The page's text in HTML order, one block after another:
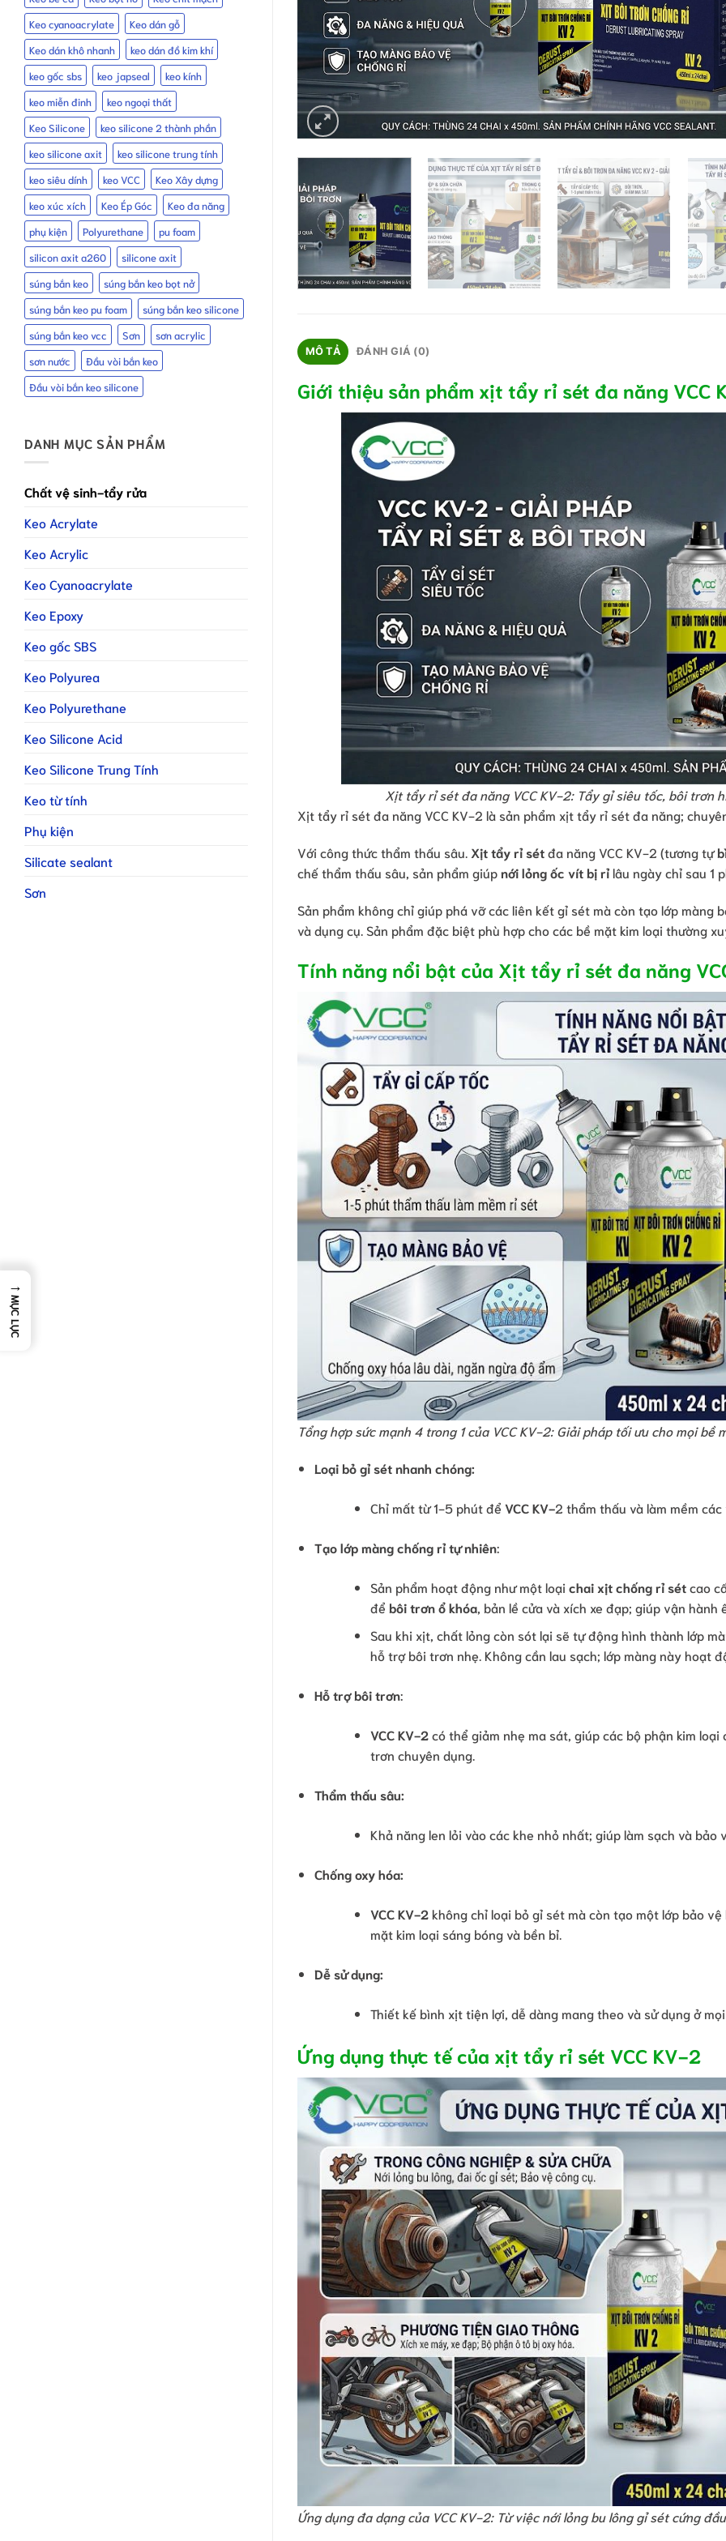
Keo cyanoacrylate
Keo dán gỗ
Keo dán khô nhanh
keo dán đồ kim khí
keo gốc sbs
keo japseal
keo kính
keo miễn đinh
keo ngoại thất
Keo Silicone
keo silicone 2 thành phần
keo silicone axit
keo silicone trung tính
keo siêu dính
keo VCC
Keo Xây dựng
keo xúc xích
Keo Ép Góc
Keo đa năng
phụ kiện
Polyurethane
pu foam
silicon axit a260
silicone axit
súng bắn keo
súng bắn keo bọt nở
súng bắn keo pu foam
súng bắn keo silicone
súng bắn keo vcc
Sơn
sơn acrylic
sơn nước
Đầu vòi bắn keo
Đầu vòi bắn keo silicone
DANH MỤC SẢN PHẨM
Chất vệ sinh-tẩy rửa
Keo Acrylate
Keo Acrylic
Keo Cyanoacrylate
Keo Epoxy
Keo gốc SBS
Keo Polyurea
Keo Polyurethane
Keo Silicone Acid
Keo Silicone Trung Tính
Keo từ tính
Phụ kiện
Silicate sealant
Sơn
MÔ TẢ ĐÁNH GIÁ (0)
Giới thiệu sản phẩm xịt tẩy rỉ sét đa năng VCC
Xịt tẩy rỉ sét đa năng VCC KV-2: Tẩy gỉ siêu tốc, bôi trơn
Xịt tẩy rỉ sét đa năng VCC KV-2 là sản phẩm xịt tẩy rỉ sét đa năng;
Với công thức thẩm thấu sâu. Xịt tẩy rỉ sétđa năng VCC KV-2 (tương tự
chế thẩm thấu sâu, sản phẩm giúpnới lỏng ốc vít bị rỉlâu ngày chỉ sau 1
Sản phẩm không chỉ giúp phá vỡ các liên kết gỉ sét mà còn tạo lớp
và dụng cụ. Sản phẩm đặc biệt phù hợp cho các bề mặt kim loại thường
Tính năng nổi bật của Xịt tẩy rỉ sét đa năng
Tổng hợp sức mạnh 4 trong 1 của VCC KV-2: Giải pháp tối ưu cho mọi
Loại bỏ gỉ sét nhanh chóng:
Chỉ mất từ 1-5 phút để VCC KV-2 thẩm thấu và làm mềm
Tạo lớp màng chống rỉ tự nhiên:
Sản phẩm hoạt động như một loại chai xịt chống rỉ sétcao
để bôi trơn ổ khóa, bản lề cửa và xích xe đạp; giúp vận hành
Sau khi xịt, chất lỏng còn sót lại sẽ tự động hình thành lớp
hỗ trợ bôi trơn nhẹ. Không cần lau sạch; lớp màng này hoạt
Hỗ trợ bôi trơn:
VCC KV-2có thể giảm nhẹ ma sát, giúp các bộ phận kim
trơn chuyên dụng.
Thẩm thấu sâu:
Khả năng len lỏi vào các khe nhỏ nhất; giúp làm sạch và
Chống oxy hóa:
VCC KV-2không chỉ loại bỏ gỉ sét mà còn tạo một lớp bảo
mặt kim loại sáng bóng và bền bỉ.
Dễ sử dụng:
Thiết kế bình xịt tiện lợi, dễ dàng mang theo và sử dụng ở
Ứng dụng thực tế của xịt tẩy rỉ sét VCC KV-2
Ứng dụng đa dạng của VCC KV-2: Từ việc nới lỏng bu lông gỉ sét cứng
→
MỤC LỤC